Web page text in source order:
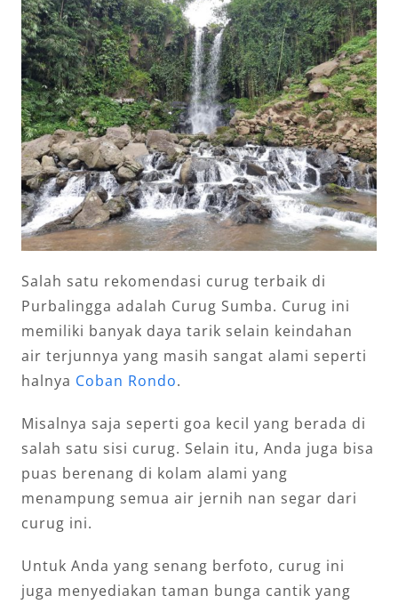
Salah satu rekomendasi curug terbaik di
Purbalingga adalah Curug Sumba. Curug ini
memiliki banyak daya tarik selain keindahan
air terjunnya yang masih sangat alami seperti
halnya Coban Rondo.
Misalnya saja seperti goa kecil yang berada di
salah satu sisi curug. Selain itu, Anda juga bisa
puas berenang di kolam alami yang
menampung semua air jernih nan segar dari
curug ini.
Untuk Anda yang senang berfoto, curug ini
juga menyediakan taman bunga cantik yang